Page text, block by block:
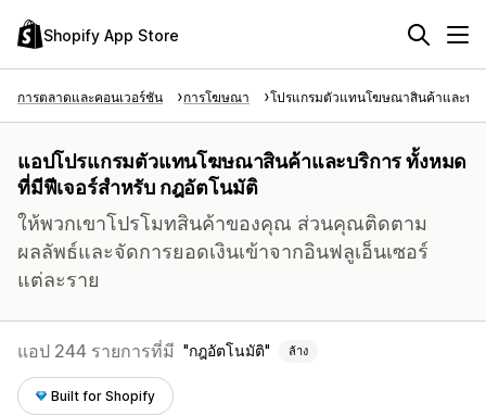
Shopify App Store
การตลาดและคอนเวอร์ชัน การโฆษณา โปรแกรมตัวแทนโฆษณาสินค้าและบริ
แอปโปรแกรมตัวแทนโฆษณาสินค้าและบริการ ทั้งหมด
ที่มีฟีเจอร์สำหรับ กฎอัตโนมัติ
ให้พวกเขาโปรโมทสินค้าของคุณ ส่วนคุณติดตาม
ผลลัพธ์และจัดการยอดเงินเข้าจากอินฟลูเอ็นเซอร์
แต่ละราย
แอป 244 รายการที่มี กฎอัตโนมัติ ล้าง
Built for Shopify